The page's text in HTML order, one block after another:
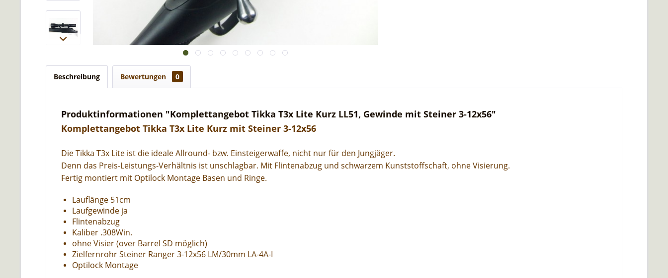
Beschreibung Bewertungen 0
Produktinformationen "Komplettangebot Tikka T3x Lite Kurz LL51, Gewinde mit Steiner 3-12x56"
Komplettangebot Tikka T3x Lite Kurz mit Steiner 3-12x56
Die Tikka T3x Lite ist die ideale Allround- bzw. Einsteigerwaffe, nicht nur für den Jungjäger.
Denn das Preis-Leistungs-Verhältnis ist unschlagbar. Mit Flintenabzug und schwarzem Kunststoffschaft, ohne Visierung.
Fertig montiert mit Optilock Montage Basen und Ringe.
Lauflänge 51cm
Laufgewinde ja
Flintenabzug
Kaliber .308Win.
ohne Visier (over Barrel SD möglich)
Zielfernrohr Steiner Ranger 3-12x56 LM/30mm LA-4A-I
Optilock Montage